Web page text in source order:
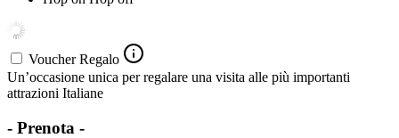
Voucher Regalo
Un’occasione unica per regalare una visita alle più importanti
attrazioni Italiane
- Prenota -